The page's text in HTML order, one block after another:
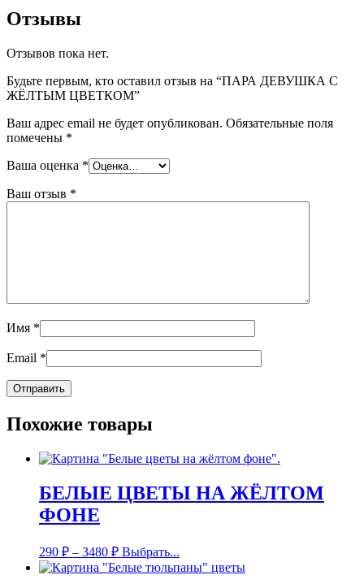
Отзывы
Отзывов пока нет.
Будьте первым, кто оставил отзыв на “ПАРА ДЕВУШКА С
ЖЁЛТЫМ ЦВЕТКОМ”
Ваш адрес email не будет опубликован. Обязательные поля
помечены *
Ваша оценка *
Ваш отзыв *
Имя *
Email *
Похожие товары
БЕЛЫЕ ЦВЕТЫ НА ЖЁЛТОМ
ФОНЕ
290 ₽ – 3480 ₽ Выбрать...